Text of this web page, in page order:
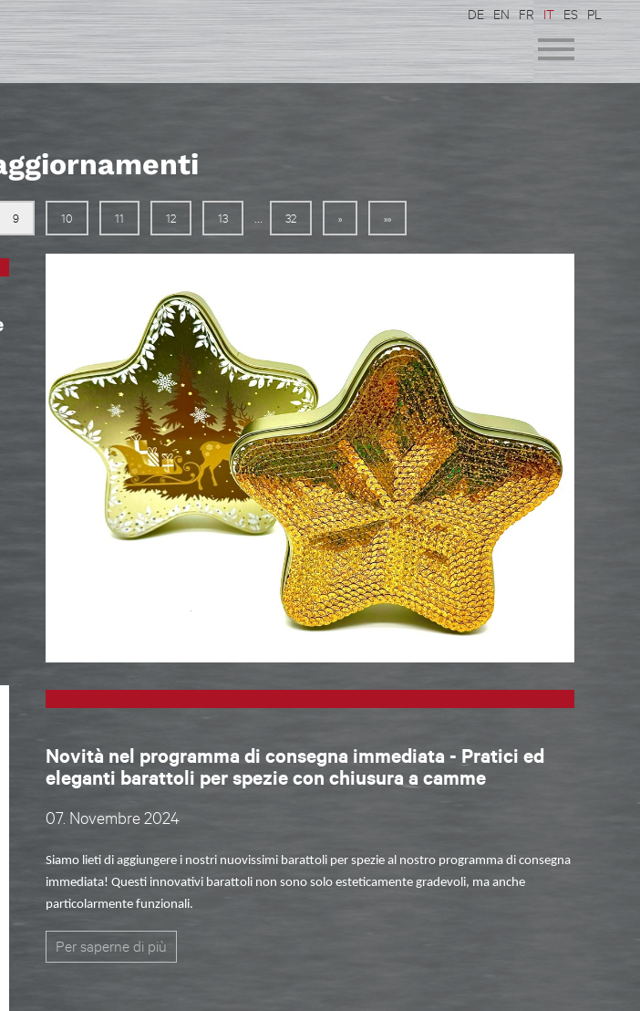
DE EN FR IT ES PL
9 10 11 12 13 32 » »»
Novità nel programma di consegna immediata - Pratici ed
eleganti barattoli per spezie con chiusura a camme
07. Novembre 2024
Siamo lieti di aggiungere i nostri nuovissimi barattoli per spezie al nostro programma di consegna
immediata! Questi innovativi barattoli non sono solo esteticamente gradevoli, ma anche
particolarmente funzionali.
Per saperne di più